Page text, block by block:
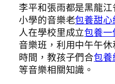
李平和張雨都是黑龍
小學的音樂老包養甜心
人在學校里成立包養
音樂班，利用中午午
時間，教孩子們合包養
等音樂相關知識。